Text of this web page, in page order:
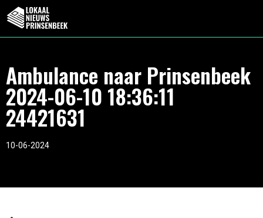
Ambulance naar Prinsenbeek
2024-06-10 18:36:11
24421631
10-06-2024